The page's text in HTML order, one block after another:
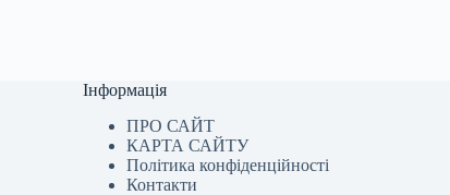
Інформація
ПРО САЙТ
КАРТА САЙТУ
Політика конфіденційності
Контакти